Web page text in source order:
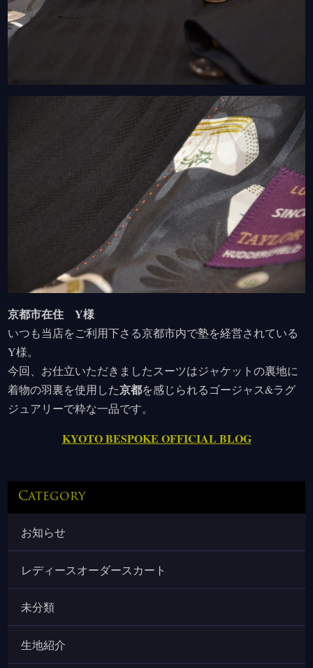
京都市在住 Y様
いつも当店をご利用下さる京都市内で塾を経営されている
Y様。
今回、お仕立いただきましたスーツはジャケットの裏地に
着物の羽裏を使用した京都を感じられるゴージャス&ラグ
ジュアリーで粋な一品です。
KYOTO BESPOKE OFFICIAL BLOG
Category
お知らせ
レディースオーダースカート
未分類
生地紹介